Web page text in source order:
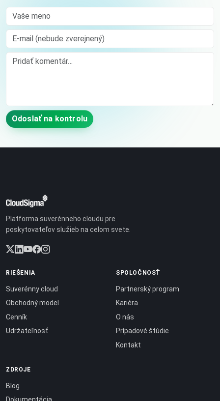
Vaše meno
E-mail (nebude zverejnený)
Comment
Odoslať na kontrolu
Platforma suverénneho cloudu pre
poskytovateľov služieb na celom svete.
RIEŠENIA
Suverénny cloud
Obchodný model
Cenník
Udržateľnosť
SPOLOČNOSŤ
Partnerský program
Kariéra
O nás
Prípadové štúdie
Kontakt
ZDROJE
Blog